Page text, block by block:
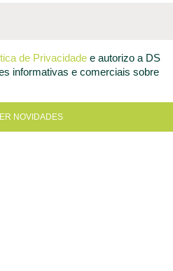
de Privacidade e autorizo a DS
informativas e comerciais sobre
NOVIDADES